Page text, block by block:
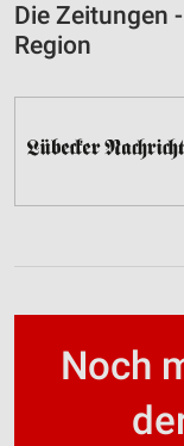
Die Zeitungen
Region
Noch